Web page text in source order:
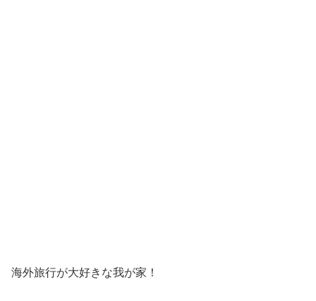
海外旅行が大好きな我が家！